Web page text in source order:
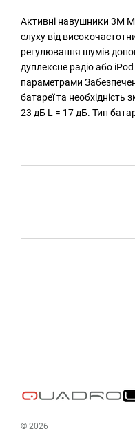
Активні навушники 3M
слуху від
регулювання шумів
дуплексне радіо або
параметрами
батареї та
23 дБ L = 17 дБ. Тип
© 2026